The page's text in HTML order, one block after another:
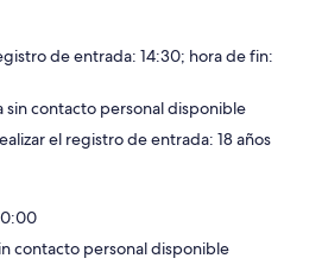
de entrada: 14:30; hora de fin:
sin contacto personal disponible
el registro de entrada: 18 años
contacto personal disponible